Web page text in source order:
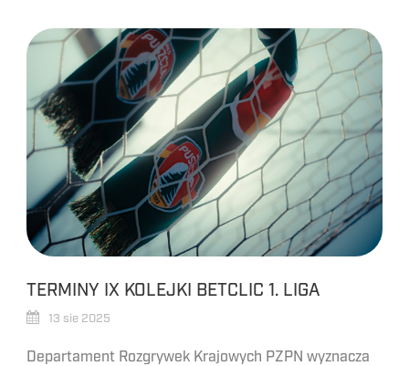
TERMINY IX KOLEJKI BETCLIC 1. LIGA
13 sie 2025
Departament Rozgrywek Krajowych PZPN wyznacza